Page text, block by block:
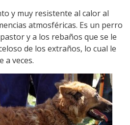
y muy resistente al calor al
atmosféricas. Es un perro
y a los rebaños que se le
de los extraños, lo cual le
a veces.